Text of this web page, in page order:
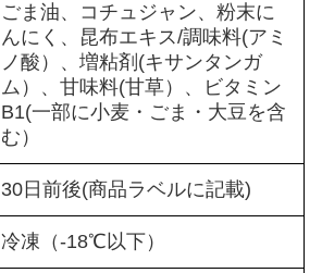
ごま油、コチュジャン、粉末に
んにく、昆布エキス/調味料(アミ
ノ酸）、増粘剤(キサンタンガ
ム）、甘味料(甘草）、ビタミン
B1(一部に小麦・ごま・大豆を含
む）
30日前後(商品ラベルに記載)
冷凍（-18℃以下）